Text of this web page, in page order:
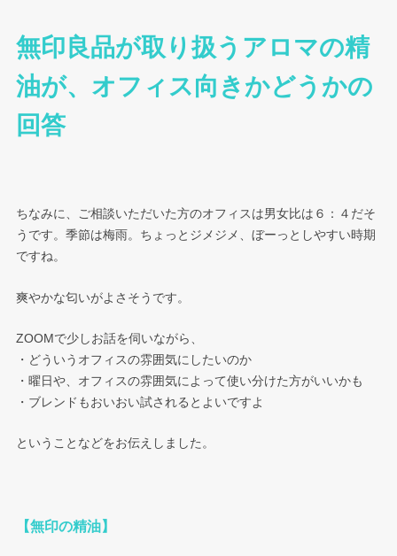
無印良品が取り扱うアロマの精
油が、オフィス向きかどうかの
回答
ちなみに、ご相談いただいた方のオフィスは男女比は６：４だそ
うです。季節は梅雨。ちょっとジメジメ、ぼーっとしやすい時期
ですね。
爽やかな匂いがよさそうです。
ZOOMで少しお話を伺いながら、
・どういうオフィスの雰囲気にしたいのか
・曜日や、オフィスの雰囲気によって使い分けた方がいいかも
・ブレンドもおいおい試されるとよいですよ
ということなどをお伝えしました。
【無印の精油】